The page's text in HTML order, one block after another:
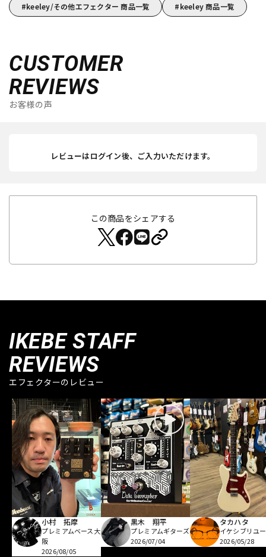
keeley/その他エフェクター 商品一覧
keeley 商品一覧
CUSTOMER
REVIEWS
お客様の声
レビューはログイン後、ご入力いただけます。
この商品をシェアする
IKEBE STAFF
REVIEWS
エフェクターのレビュー
小村 拓摩
プレミアムベース大
阪
2026/08/05
黒木 翔平
プレミアムギターズ
2026/07/04
タカハタ
イケシブリユ
2026/05/28